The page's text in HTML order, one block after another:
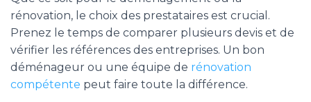
rénovation, le choix des prestataires est crucial.
Prenez le temps de comparer plusieurs devis et de
vérifier les références des entreprises. Un bon
déménageur ou une équipe de rénovation
compétente peut faire toute la différence.